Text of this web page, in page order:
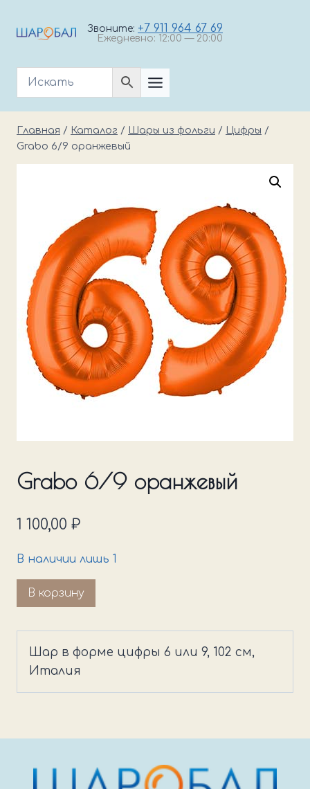
Звоните: +7 911 964 67 69
Ежедневно: 12:00 — 20:00
Главная / Каталог / Шары из фольги / Цифры /
Grabo 6/9 оранжевый
Grabo 6/9 оранжевый
1 100,00 ₽
В наличии лишь 1
Количество
товара
6/9
оранжевый
В корзину
Шар в форме цифры 6 или 9, 102 см,
Италия